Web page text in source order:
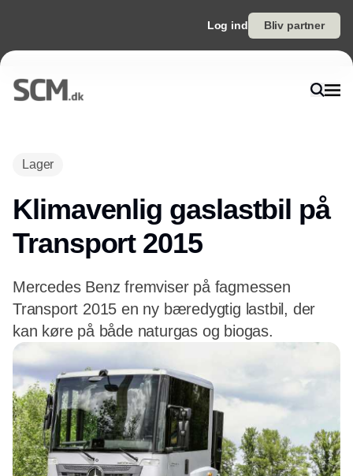
Log ind Bliv partner
Lager
Klimavenlig gaslastbil på
Transport 2015
Mercedes Benz fremviser på fagmessen
Transport 2015 en ny bæredygtig lastbil, der
kan køre på både naturgas og biogas.